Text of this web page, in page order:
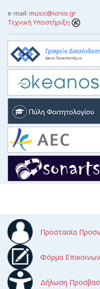
e-mail: music@ionio.gr
Τεχνική Υποστήριξη
Προστασία
Φόρμα
Δήλωση